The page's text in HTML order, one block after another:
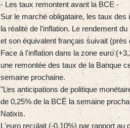
- Les taux remontent avant la BCE -
Sur le marché obligataire, les taux
la réalité de l'inflation. Le rendement
et son équivalent français suivait (près
Face à l'inflation dans la zone euro
une remontée des taux de la Banque
semaine prochaine.
"Les anticipations de politique
de 0,25% de la BCE la semaine
Natixis.
L'euro reculait (-0,10%) par rapport au